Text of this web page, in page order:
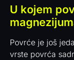
U kojem
Povrće je još
vrste povrća